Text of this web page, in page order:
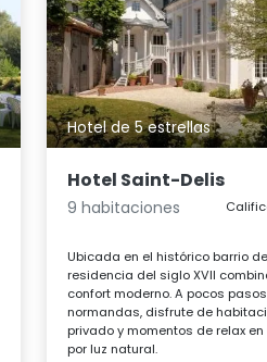
Hotel de 5 estrellas
Hotel Saint-Delis
9 habitaciones
Ubicada en el histórico barrio
residencia del siglo XVII
confort moderno. A pocos
normandas, disfrute de
privado y momentos de relax
por luz natural.